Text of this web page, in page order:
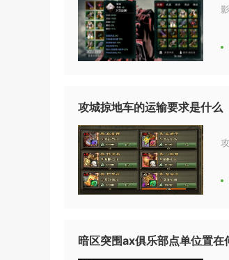
攻城掠地车的运输要求是什么
暗区突围ax俱乐部点单位置在